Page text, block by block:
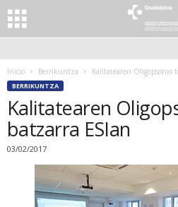
Inicio Berrikuntza Kalitatearen Oligopsonio
BERRIKUNTZA
Kalitatearen
batzarra ESIan
03/02/2017